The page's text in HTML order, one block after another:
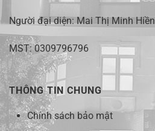
Người đại diện: Mai Thị Minh Hiền
MST: 0309796796
THÔNG TIN CHUNG
Chính sách bảo mật